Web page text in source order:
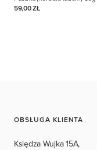
59,00 ZŁ
OBSŁUGA KLIENTA
Księdza Wujka 15A,